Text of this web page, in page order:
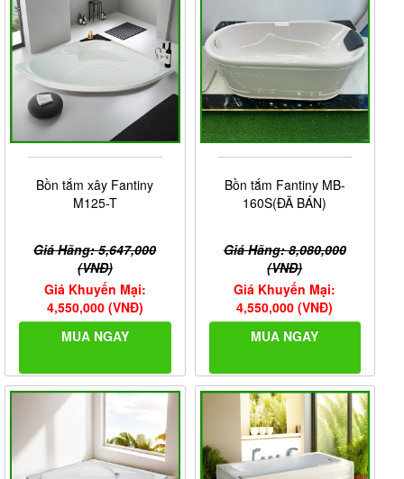
Bồn tắm xây Fantiny
M125-T
Giá Hãng: 5,647,000
(VNĐ)
Giá Khuyến Mại:
4,550,000 (VNĐ)
MUA NGAY
Bồn tắm Fantiny MB-
160S(ĐÃ BÁN)
Giá Hãng: 8,080,000
(VNĐ)
Giá Khuyến Mại:
4,550,000 (VNĐ)
MUA NGAY